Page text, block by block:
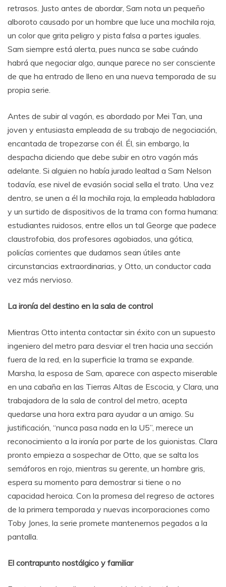
retrasos. Justo antes de abordar, Sam nota un pequeño
alboroto causado por un hombre que luce una mochila roja,
un color que grita peligro y pista falsa a partes iguales.
Sam siempre está alerta, pues nunca se sabe cuándo
habrá que negociar algo, aunque parece no ser consciente
de que ha entrado de lleno en una nueva temporada de su
propia serie.
Antes de subir al vagón, es abordado por Mei Tan, una
joven y entusiasta empleada de su trabajo de negociación,
encantada de tropezarse con él. Él, sin embargo, la
despacha diciendo que debe subir en otro vagón más
adelante. Si alguien no había jurado lealtad a Sam Nelson
todavía, ese nivel de evasión social sella el trato. Una vez
dentro, se unen a él la mochila roja, la empleada habladora
y un surtido de dispositivos de la trama con forma humana:
estudiantes ruidosos, entre ellos un tal George que padece
claustrofobia, dos profesores agobiados, una gótica,
policías corrientes que dudamos sean útiles ante
circunstancias extraordinarias, y Otto, un conductor cada
vez más nervioso.
La ironía del destino en la sala de control
Mientras Otto intenta contactar sin éxito con un supuesto
ingeniero del metro para desviar el tren hacia una sección
fuera de la red, en la superficie la trama se expande.
Marsha, la esposa de Sam, aparece con aspecto miserable
en una cabaña en las Tierras Altas de Escocia, y Clara, una
trabajadora de la sala de control del metro, acepta
quedarse una hora extra para ayudar a un amigo. Su
justificación, “nunca pasa nada en la U5”, merece un
reconocimiento a la ironía por parte de los guionistas. Clara
pronto empieza a sospechar de Otto, que se salta los
semáforos en rojo, mientras su gerente, un hombre gris,
espera su momento para demostrar si tiene o no
capacidad heroica. Con la promesa del regreso de actores
de la primera temporada y nuevas incorporaciones como
Toby Jones, la serie promete mantenernos pegados a la
pantalla.
El contrapunto nostálgico y familiar